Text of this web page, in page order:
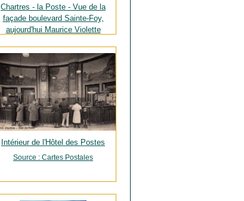
Chartres - la Poste - Vue de la
façade boulevard Sainte-Foy,
aujourd'hui Maurice Violette
Source : Cartes Postales
Intérieur de l'Hôtel des Postes
Source : Cartes Postales